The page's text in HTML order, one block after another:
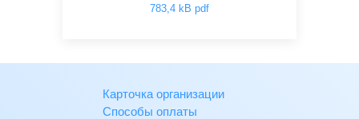
783,4 kB pdf
Карточка организации
Способы оплаты